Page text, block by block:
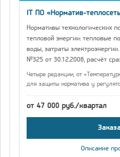
IT ПО «Норматив-
Нормативы технологических
тепловой энергии: тепловые
воды, затраты
№325 от 30.12.2008, расчёт
Четыре редакции, от
для защиты норматива у
от 47 000 руб./квартал
Описание